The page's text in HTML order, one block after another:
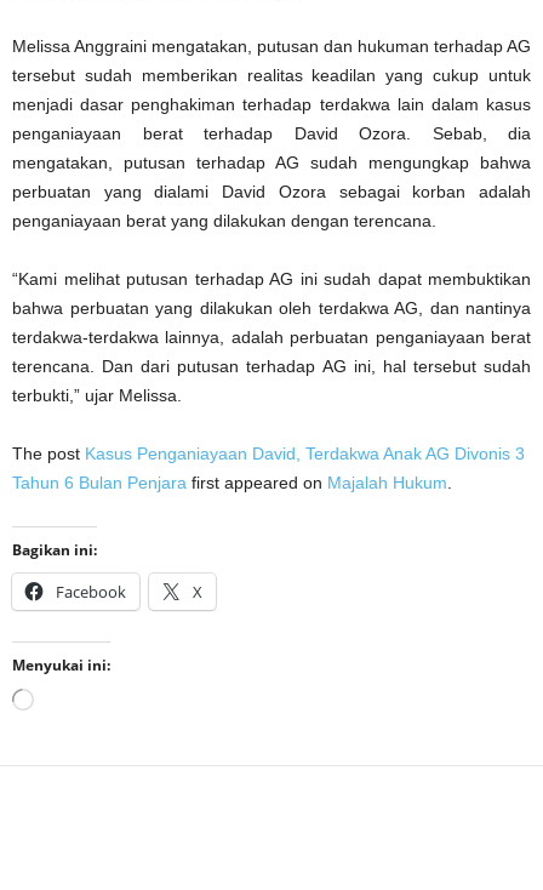
Melissa Anggraini mengatakan, putusan dan hukuman terhadap AG
tersebut sudah memberikan realitas keadilan yang cukup untuk
menjadi dasar penghakiman terhadap terdakwa lain dalam kasus
penganiayaan berat terhadap David Ozora. Sebab, dia
mengatakan, putusan terhadap AG sudah mengungkap bahwa
perbuatan yang dialami David Ozora sebagai korban adalah
penganiayaan berat yang dilakukan dengan terencana.
“Kami melihat putusan terhadap AG ini sudah dapat membuktikan
bahwa perbuatan yang dilakukan oleh terdakwa AG, dan nantinya
terdakwa-terdakwa lainnya, adalah perbuatan penganiayaan berat
terencana. Dan dari putusan terhadap AG ini, hal tersebut sudah
terbukti,” ujar Melissa.
The post Kasus Penganiayaan David, Terdakwa Anak AG Divonis 3
Tahun 6 Bulan Penjara first appeared on Majalah Hukum
Bagikan ini:
Facebook X
Menyukai ini:
Memuat...